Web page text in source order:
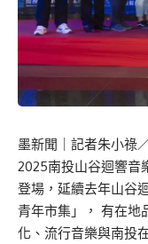
墨新聞 ｜記者朱小祿
2025南投山谷迴響音
登場，延續去年山谷
青年市集」， 有在地
化、流行音樂與南投